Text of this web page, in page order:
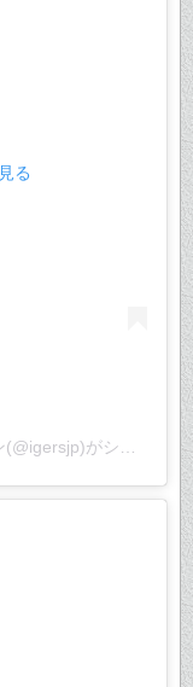
る
IGersJP ☺︎ いんスタぐらマーズじゃパン(@igersjp)がシェアした投稿